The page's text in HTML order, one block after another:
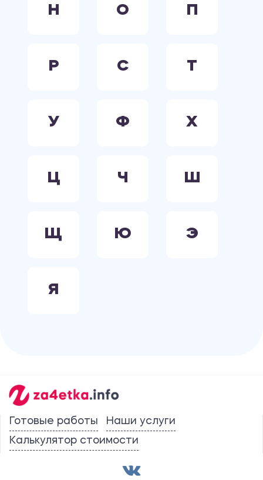
Н О П
Р С Т
У Ф Х
Ц Ч Ш
Щ Ю Э
Я
Готовые работы
Наши услуги
Калькулятор стоимости